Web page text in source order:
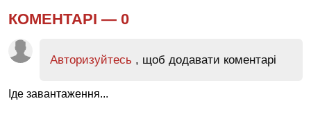
КОМЕНТАРІ — 0
Авторизуйтесь , щоб додавати коментарі
Іде завантаження...